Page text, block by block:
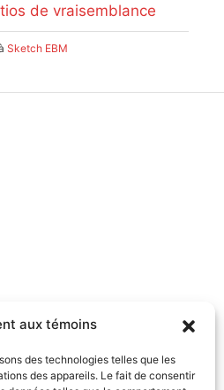
aux témoins
des technologies telles que les
des appareils. Le fait de consentir
de vraisemblance
Sketch EBM